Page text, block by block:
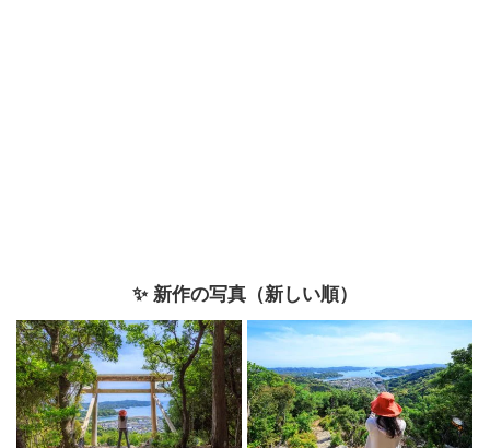
✨ 新作の写真（新しい順）